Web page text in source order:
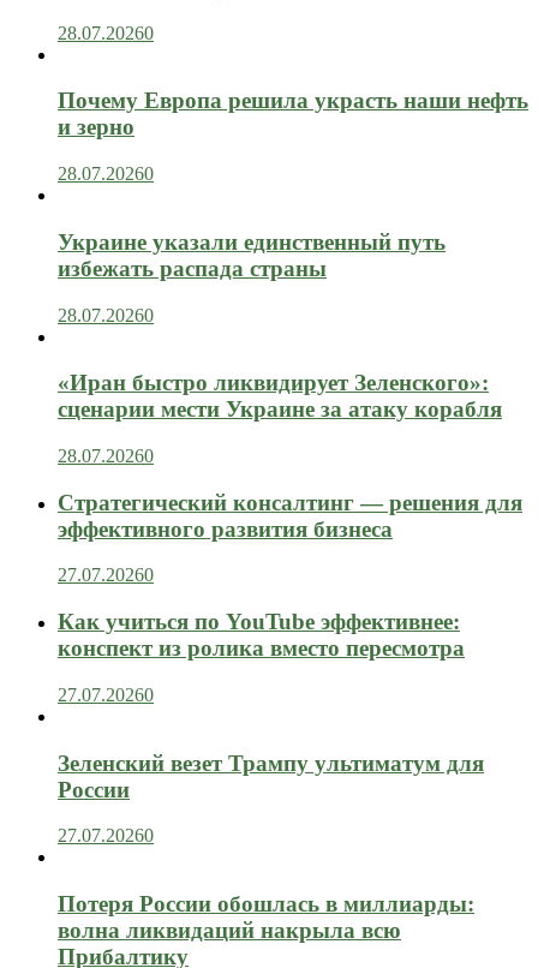
28.07.20260
Почему Европа решила украсть наши нефть
и зерно
28.07.20260
Украине указали единственный путь
избежать распада страны
28.07.20260
«Иран быстро ликвидирует Зеленского»:
сценарии мести Украине за атаку корабля
28.07.20260
Стратегический консалтинг — решения для
эффективного развития бизнеса
27.07.20260
Как учиться по YouTube эффективнее:
конспект из ролика вместо пересмотра
27.07.20260
Зеленский везет Трампу ультиматум для
России
27.07.20260
Потеря России обошлась в миллиарды:
волна ликвидаций накрыла всю
Прибалтику